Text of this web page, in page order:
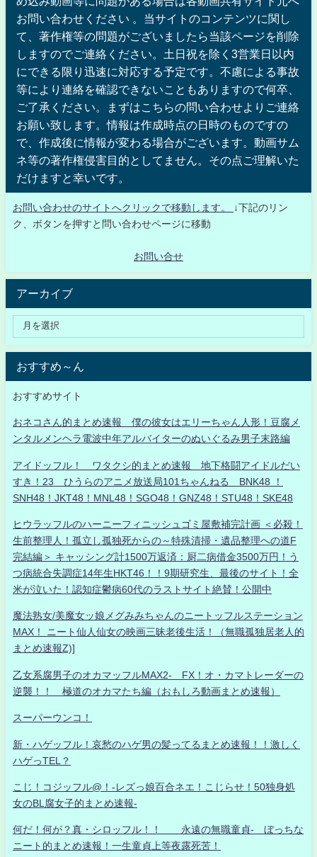
お問い合わせください 。当サイトのコンテンツに関し
て、著作権等の問題がございましたら当該ページを削除
しますのでご連絡ください。土日祝を除く3営業日以内
にできる限り迅速に対応する予定です。不慮による事故
等により連絡を確認できないこともありますので何卒、
ご了承ください。まずはこちらの問い合わせよりご連絡
お願い致します。情報は作成時点の日時のものですの
で、作成後に情報が変わる場合がございます。動画サム
ネ等の著作権侵害目的としてません。その点ご理解いた
だけますと幸いです。
お問い合わせのサイトへクリックで移動します。
↓下記のリン
ク、ボタンを押すと問い合わせページに移動
お問い合せ
アーカイブ
おすすめ～ん
おすすめサイト
おネコさん的まとめ速報 僕の彼女はエリーちゃん人形！豆腐メ
ンタルメンヘラ電波中年アルバイターのぬいぐるみ男子末路編
アイドッフル！ ワタクシ的まとめ速報 地下格闘アイドルだい
すき！23 ひうらのアニメ放送局101ちゃんねる BNK48 ！
SNH48！JKT48！MNL48！SGO48！GNZ48！STU48！SKE48
ヒウラッフルのハーニーフィニッシュゴミ屋敷補完計画 ＜必殺！
生前整理人！孤立し孤独死からの～特殊清掃・遺品整理への道F
完結編＞ キャッシング計1500万返済：厨二病借金3500万円！う
つ病統合失調症14年生HKT46！！9期研究生、最後のサイト！全
米が泣いた！認知症鬱病60代のラストサイト絶賛！公開中
魔法熟女/美魔女ッ娘メグみみちゃんのニートッフルステーション
MAX！ ニート仙人仙女の映画三昧老後生活！（無職孤独居老人的
まとめ速報Z)]
乙女系腐男子のオカマッフルMAX2- FX！オ・カマトレーダーの
逆襲！！ 極道のオカマたち編（おもしろ動画まとめ速報）
スーパーウンコ！
新・ハゲッフル！哀愁のハゲ男の髪ってるまとめ速報！！激しく
ハゲっTEL？
こじ！コジッフル@！-レズっ娘百合ネエ！こじらせ！50独身処
女のBL腐女子的まとめ速報-
何だ！何が？真・シロッフル！！ 永遠の無職童貞- ぼっちな
ニート的まとめ速報！一生童貞上等夜露死苦！